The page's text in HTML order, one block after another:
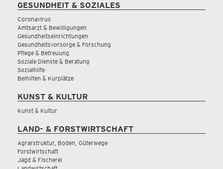
GESUNDHEIT & SOZIALES
Coronavirus
Amtsarzt & Bewilligungen
Gesundheitseinrichtungen
Gesundheitsvorsorge & Forschung
Pflege & Betreuung
Soziale Dienste & Beratung
Sozialhilfe
Beihilfen & Kurplätze
KUNST & KULTUR
Kunst & Kultur
LAND- & FORSTWIRTSCHAFT
Agrarstruktur, Boden, Güterwege
Forstwirtschaft
Jagd & Fischerei